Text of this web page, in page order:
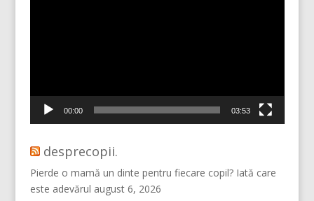
00:00 03:53
desprecopii.
Pierde o mamă un dinte pentru fiecare copil? Iată care
este adevărul august 6, 2026